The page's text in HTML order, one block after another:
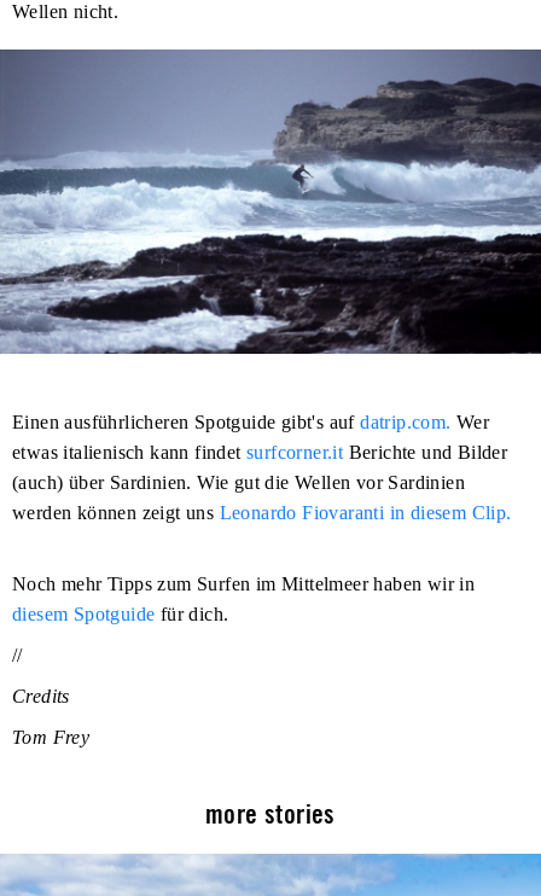
Wellen nicht.
Einen ausführlicheren Spotguide gibt's aufdatrip.com. Wer
etwas italienisch kann findet surfcorner.it Berichte und Bilder
(auch) über Sardinien. Wie gut die Wellen vor Sardinien
werden können zeigt uns Leonardo Fiovaranti in diesem Clip.
Noch mehr Tipps zum Surfen im Mittelmeer haben wir in
diesem Spotguide für dich.
//
Credits
Tom Frey
more stories